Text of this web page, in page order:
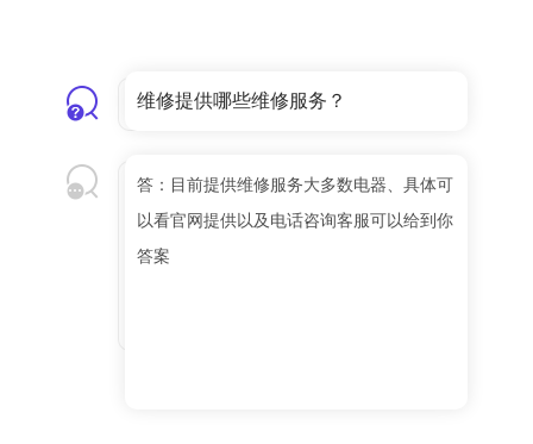
维修提供哪些维修服务？
答：目前提供维修服务大多数电器、具体可
以看官网提供以及电话咨询客服可以给到你
答案